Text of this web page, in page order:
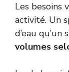
Les besoins
activité. Un
d’eau qu’un
volumes